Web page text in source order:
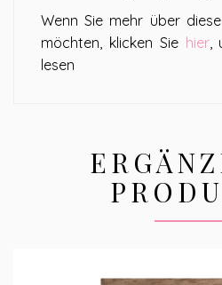
Wenn Sie mehr über
möchten, klicken Sie hier,
lesen